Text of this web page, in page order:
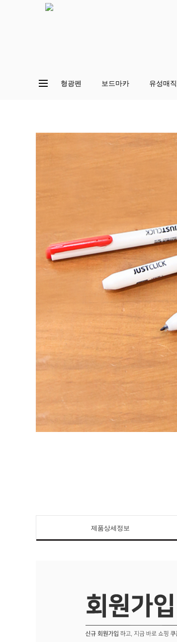
형광펜 보드마카 유성매직
제품상세정보